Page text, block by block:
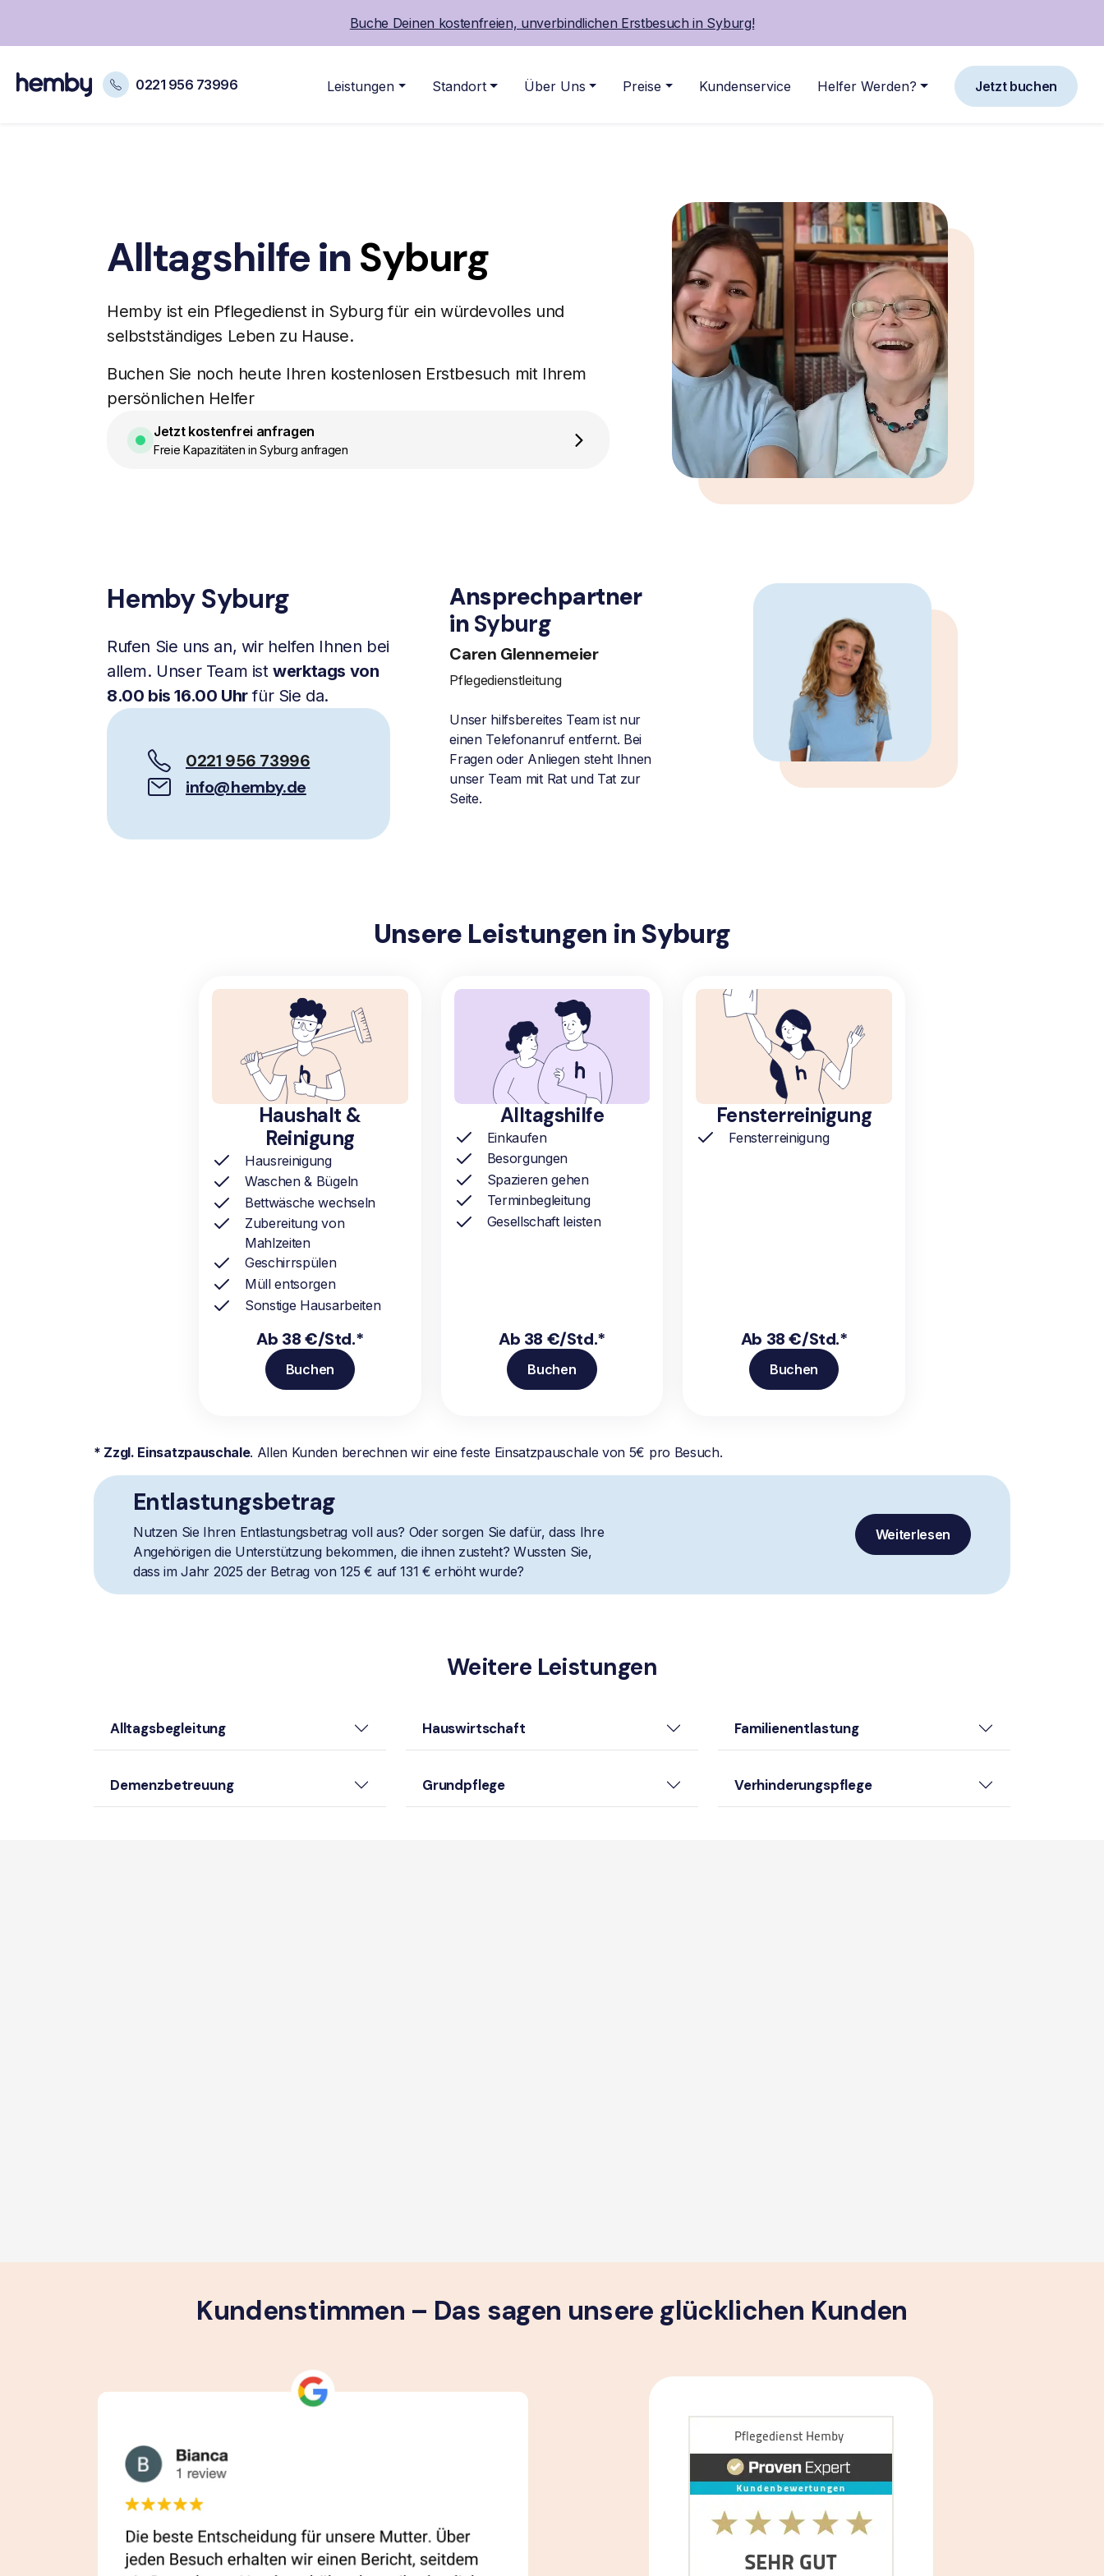
Buche Deinen kostenfreien, unverbindlichen Erstbesuch in Syburg!
0221 956 73996 Leistungen Standort Über Uns Preise Kundenservice Helfer Werden? Jetzt buchen
AlltagshilfeinSyburg
Hemby ist ein Pflegedienstin Syburg für ein würdevolles und
selbstständiges Leben zu Hause.
Buchen Sie noch heute Ihren kostenlosen Erstbesuch mit Ihrem
persönlichen Helfer
Jetzt kostenfrei anfragen
Freie Kapazitäten in Syburg anfragen
Hemby Syburg
Rufen Sie uns an, wir helfen Ihnen bei
allem. Unser Team istwerktags von
8.00 bis 16.00 Uhrfür Sie da.
0221 956 73996
info@hemby.de
Ansprechpartner
inSyburg
Caren Glennemeier
Pflegedienstleitung
Unser hilfsbereites Team ist nur
einen Telefonanruf entfernt. Bei
Fragen oder Anliegen steht Ihnen
unser Team mit Rat und Tat zur
Seite.
Unsere Leistungen in Syburg
Haushalt &
Reinigung
Hausreinigung
Waschen & Bügeln
Bettwäsche wechseln
Zubereitung von
Mahlzeiten
Geschirrspülen
Müll entsorgen
Sonstige Hausarbeiten
Ab 38 €/Std.*
Buchen
Alltagshilfe
Einkaufen
Besorgungen
Spazieren gehen
Terminbegleitung
Gesellschaft leisten
Ab 38 €/Std.*
Buchen
Fensterreinigung
Fensterreinigung
Ab 38 €/Std.*
Buchen
* Zzgl. Einsatzpauschale. Allen Kunden berechnen wir eine feste Einsatzpauschale von 5€ pro Besuch.
Entlastungsbetrag
Nutzen Sie Ihren Entlastungsbetrag voll aus? Oder sorgen Sie dafür, dass Ihre
Angehörigen die Unterstützung bekommen, die ihnen zusteht? Wussten Sie,
dass im Jahr 2025 der Betrag von 125 € auf 131 € erhöht wurde?
Weiterlesen
Weitere Leistungen
Alltagsbegleitung
Demenzbetreuung
Hauswirtschaft
Grundpflege
Familienentlastung
Verhinderungspflege
Kundenstimmen – Das sagen unsere glück­lichen Kunden